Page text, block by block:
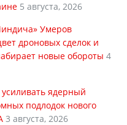
5 августа, 2026
Умеров
дроновых сделок и
новые обороты 4
ядерный
подлодок нового
3 августа, 2026